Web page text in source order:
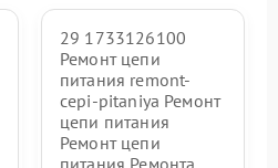
29 1733126100
Ремонт цепи
питания remont-
cepi-pitaniya Ремонт
цепи питания
Ремонт цепи
питания Ремонта